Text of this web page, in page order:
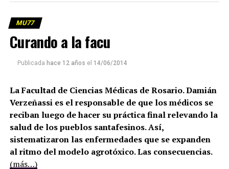
MU77
Curando a la facu
Publicada hace 12 años el 14/06/2014
La Facultad de Ciencias Médicas de Rosario. Damián
Verzeñassi es el responsable de que los médicos se
reciban luego de hacer su práctica final relevando la
salud de los pueblos santafesinos. Así,
sistematizaron las enfermedades que se expanden
al ritmo del modelo agrotóxico. Las consecuencias.
(más…)